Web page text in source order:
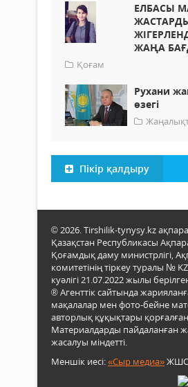
ЕЛБАСЫ
ЖАҢА
Қоғам
Рухани
өзегі
Пікір қалдыру
© 2026. Tirshilik-tynysy.kz
Қазақстан Республикасы
Қоғамдық даму министрлігі,
комитетінің тіркеу туралы №
куәлігі 21.07.2022 жылы
® Агенттік сайтында
мақалалар мен фото-бейне
авторлық құқықтары
Материалдарды пайдаланған
жасалуы міндетті.
Меншік иесі:«Сыр медиа»